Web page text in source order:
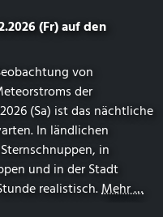
(Fr) auf den
von
der
(Sa) ist das nächtliche
In ländlichen
in
und in der Stadt
realistisch.Mehr …